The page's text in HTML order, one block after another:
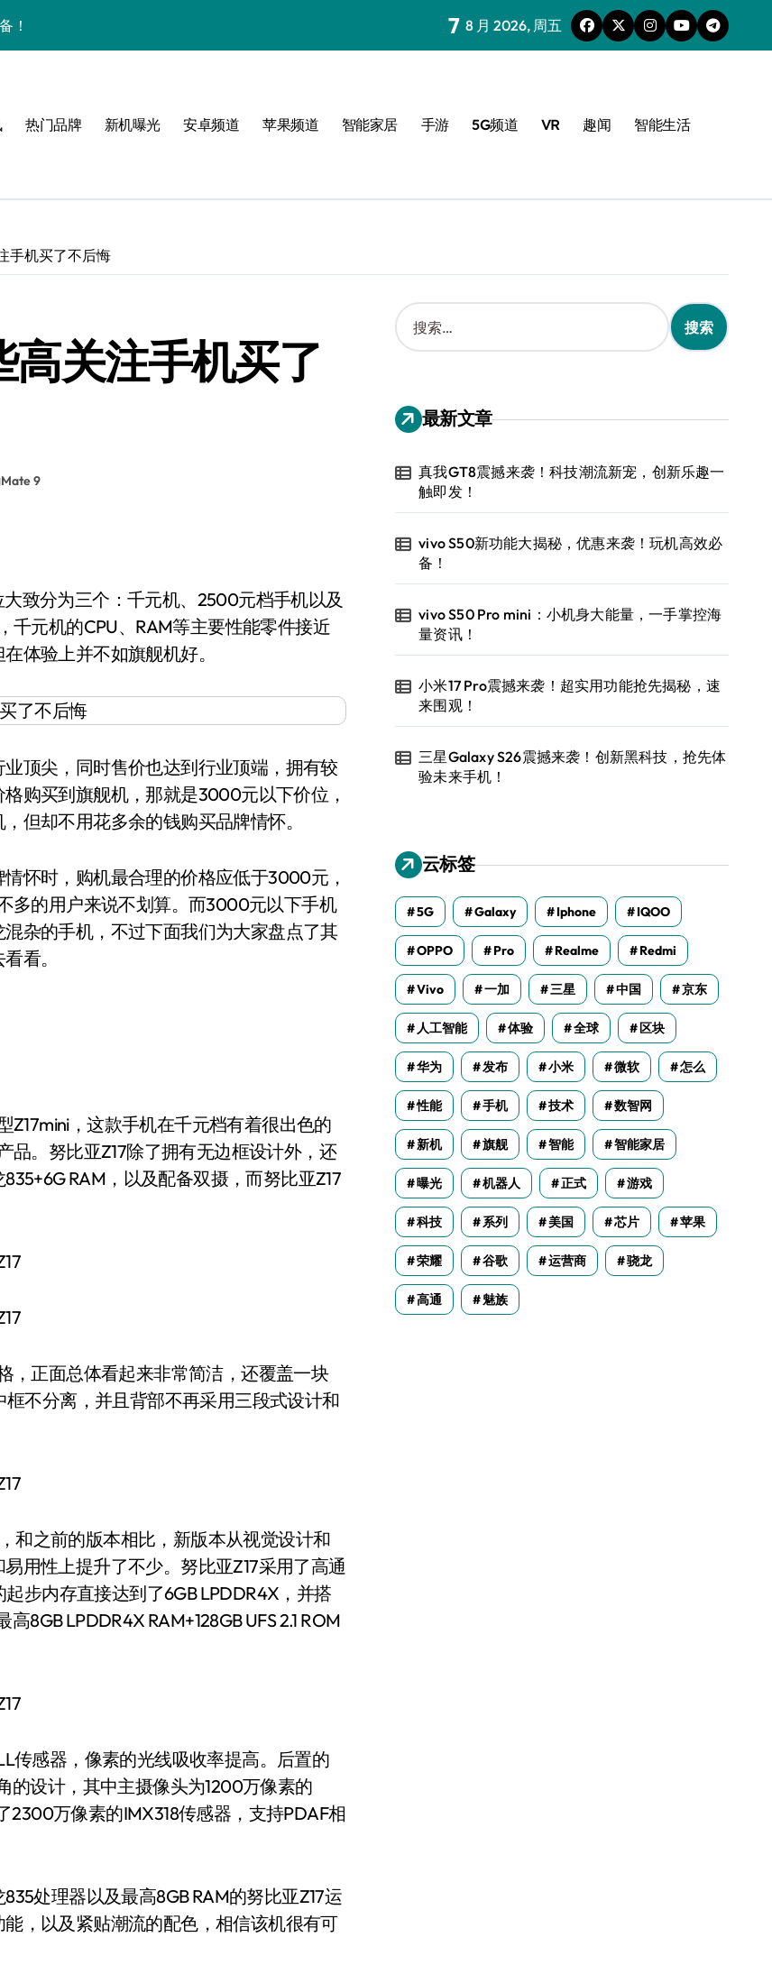
！
观！
未来手机！
亮点
即发！
7 8 月 2026, 周五
热门品牌 新机曝光 安卓频道 苹果频道 智能家居 手游 5G频道 VR 趣闻 智能生活
手机买了不后悔
关注手机买了
9
致分为三个：千元机、2500元档手机以及
元机的CPU、RAM等主要性能零件接近
体验上并不如旗舰机好。
顶尖，同时售价也达到行业顶端，拥有较
购买到旗舰机，那就是3000元以下价位，
但却不用花多余的钱购买品牌情怀。
时，购机最合理的价格应低于3000元，
多的用户来说不划算。而3000元以下手机
杂的手机，不过下面我们为大家盘点了其
看。
，这款手机在千元档有着很出色的
品。努比亚Z17除了拥有无边框设计外，还
RAM，以及配备双摄，而努比亚Z17
正面总体看起来非常简洁，还覆盖一块
不分离，并且背部不再采用三段式设计和
之前的版本相比，新版本从视觉设计和
用性上提升了不少。努比亚Z17采用了高通
步内存直接达到了6GB LPDDR4X，并搭
8GB LPDDR4X RAM+128GB UFS 2.1 ROM
感器，像素的光线吸收率提高。后置的
的设计，其中主摄像头为1200万像素的
万像素的IMX318传感器，支持PDAF相
处理器以及最高8GB RAM的努比亚Z17运
，以及紧贴潮流的配色，相信该机很有可
搜
索
：
最新文章
真我GT8震撼来袭！科技潮流新宠，创新乐趣一
触即发！
vivo S50新功能大揭秘，优惠来袭！玩机高效必
备！
vivo S50 Pro mini：小机身大能量，一手掌控海
量资讯！
小米17 Pro震撼来袭！超实用功能抢先揭秘，速
来围观！
三星Galaxy S26震撼来袭！创新黑科技，抢先体
验未来手机！
云标签
5G Galaxy Iphone IQOO
OPPO Pro Realme Redmi
Vivo 一加 三星 中国 京东
人工智能 体验 全球 区块
华为 发布 小米 微软 怎么
性能 手机 技术 数智网
新机 旗舰 智能 智能家居
曝光 机器人 正式 游戏
科技 系列 美国 芯片 苹果
荣耀 谷歌 运营商 骁龙
高通 魅族